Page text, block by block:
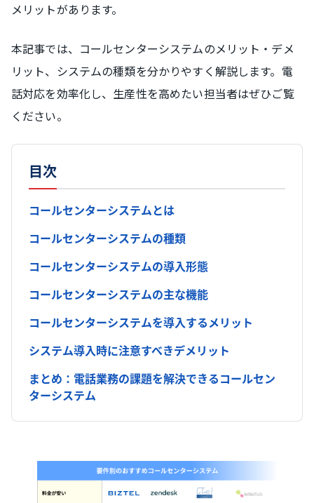
メリットがあります。
本記事では、コールセンターシステムのメリット・デメ
リット、システムの種類を分かりやすく解説します。電
話対応を効率化し、生産性を高めたい担当者はぜひご覧
ください。
目次
コールセンターシステムとは
コールセンターシステムの種類
コールセンターシステムの導入形態
コールセンターシステムの主な機能
コールセンターシステムを導入するメリット
システム導入時に注意すべきデメリット
まとめ：電話業務の課題を解決できるコールセン
ターシステム